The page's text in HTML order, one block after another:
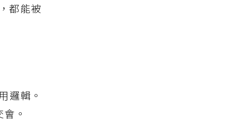
都能被
邏輯。
。